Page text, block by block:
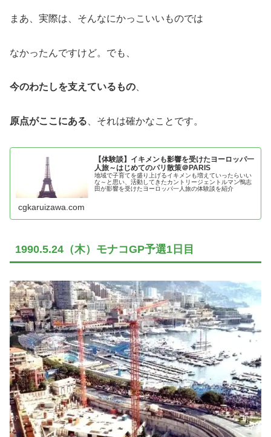
まあ、実際は、そんなにかっこいいものでは
なかったんですけど。でも、
今のわたしを支えているもの
原点がここにある 、それは確かなことです。
【体験談】イキメンも影響を受けたヨーロッパ一
人旅～はじめてのパリ散策＠PARIS
地域で子育てを盛り上げるイキメンも増えていったらいい
な～と思い、活動してきたカントリージェントルマン鴨志
田が影響を受けたヨーロッパ一人旅の体験談を紹介
cgkaruizawa.com
1990.5.24（木）モナコGP予選1日目